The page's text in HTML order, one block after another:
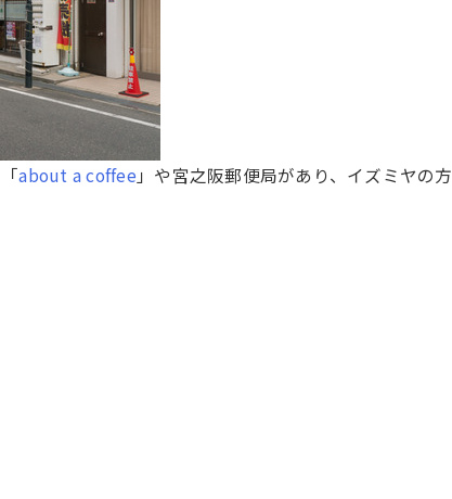
about a coffee 」や宮之阪郵便局があり、イズミヤの方